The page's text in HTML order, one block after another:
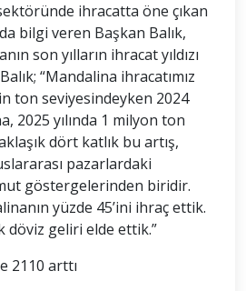
ihracatta öne çıkan
bilgi veren Başkan Balık,
son yılların ihracat yıldızı
“Mandalina ihracatımız
ton seviyesindeyken 2024
2025 yılında 1 milyon ton
dört katlık bu artış,
pazarlardaki
göstergelerinden biridir.
yüzde 45’ini ihraç ettik.
döviz geliri elde ettik.”
2110 arttı